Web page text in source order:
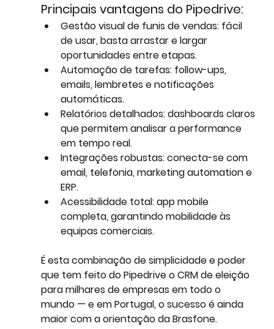
Principais vantagens do Pipedrive:
Gestão visual de funis de vendas: fácil
de usar, basta arrastar e largar
oportunidades entre etapas.
Automação de tarefas: follow-ups,
emails, lembretes e notificações
automáticas.
Relatórios detalhados: dashboards claros
que permitem analisar a performance
em tempo real.
Integrações robustas: conecta-se com
email, telefonia, marketing automation e
ERP.
Acessibilidade total: app mobile
completa, garantindo mobilidade às
equipas comerciais.
É esta combinação de simplicidade e poder
que tem feito do Pipedrive o CRM de eleição
para milhares de empresas em todo o
mundo — e em Portugal, o sucesso é ainda
maior com a orientação da Brasfone.